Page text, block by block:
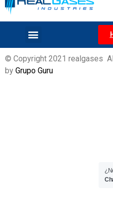
© Copyright 2021 realgases
by Grupo Guru